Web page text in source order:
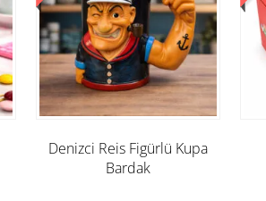
Denizci Reis Figürlü Kupa
Bardak